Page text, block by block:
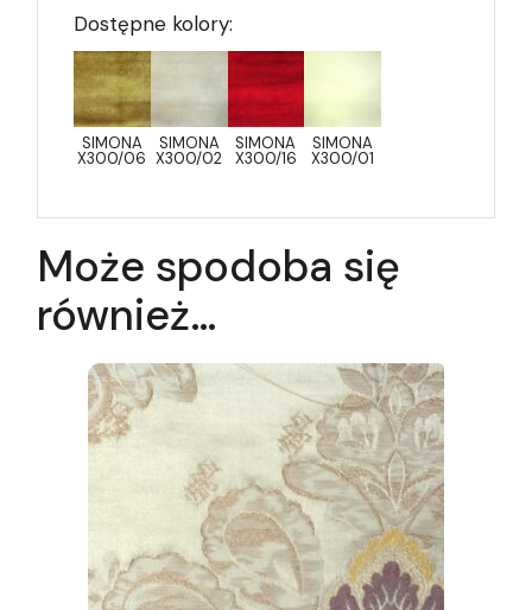
Dostępne kolory:
SIMONA
X300/06
SIMONA
X300/02
SIMONA
X300/16
SIMONA
X300/01
Może spodoba się
również…